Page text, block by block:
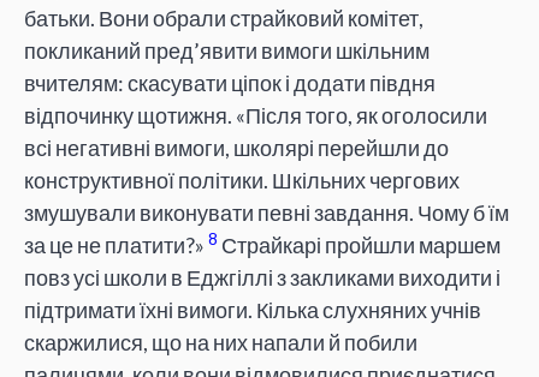
батьки. Вони обрали страйковий комітет,
покликаний пред’явити вимоги шкільним
вчителям: скасувати ціпок і додати півдня
відпочинку щотижня. «Після того, як оголосили
всі негативні вимоги, школярі перейшли до
конструктивної політики. Шкільних чергових
змушували виконувати певні завдання. Чому б їм
за це не платити?» 8 Страйкарі пройшли маршем
повз усі школи в Еджгіллі з закликами виходити і
підтримати їхні вимоги. Кілька слухняних учнів
скаржилися, що на них напали й побили